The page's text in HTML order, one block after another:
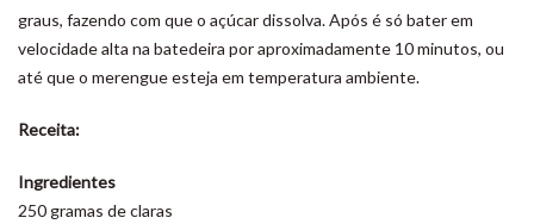
graus, fazendo com que o açúcar dissolva. Após é só bater em
velocidade alta na batedeira por aproximadamente 10 minutos, ou
até que o merengue esteja em temperatura ambiente.
Receita:
Ingredientes
250 gramas de claras